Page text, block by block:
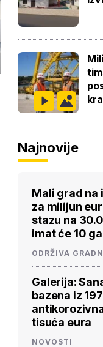
Najnovije
Mali grad na
za milijun
stazu na
imat će 10
ODRŽIVA
Galerija:
bazena iz
tisuća eura
NOVOSTI